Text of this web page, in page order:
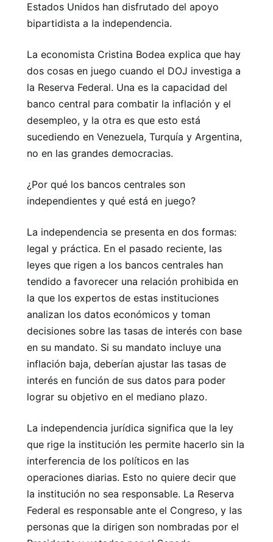
Estados Unidos han disfrutado del apoyo
bipartidista a la independencia.
La economista Cristina Bodea explica que hay
dos cosas en juego cuando el DOJ investiga a
la Reserva Federal. Una es la capacidad del
banco central para combatir la inflación y el
desempleo, y la otra es que esto está
sucediendo en Venezuela, Turquía y Argentina,
no en las grandes democracias.
¿Por qué los bancos centrales son
independientes y qué está en juego?
La independencia se presenta en dos formas:
legal y práctica. En el pasado reciente, las
leyes que rigen a los bancos centrales han
tendido a favorecer una relación prohibida en
la que los expertos de estas instituciones
analizan los datos económicos y toman
decisiones sobre las tasas de interés con base
en su mandato. Si su mandato incluye una
inflación baja, deberían ajustar las tasas de
interés en función de sus datos para poder
lograr su objetivo en el mediano plazo.
La independencia jurídica significa que la ley
que rige la institución les permite hacerlo sin la
interferencia de los políticos en las
operaciones diarias. Esto no quiere decir que
la institución no sea responsable. La Reserva
Federal es responsable ante el Congreso, y las
personas que la dirigen son nombradas por el